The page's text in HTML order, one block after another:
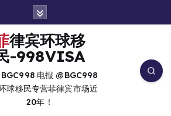
球移
-998VISA
电报 @BGC998
球移民专营菲律宾市场近
20年！